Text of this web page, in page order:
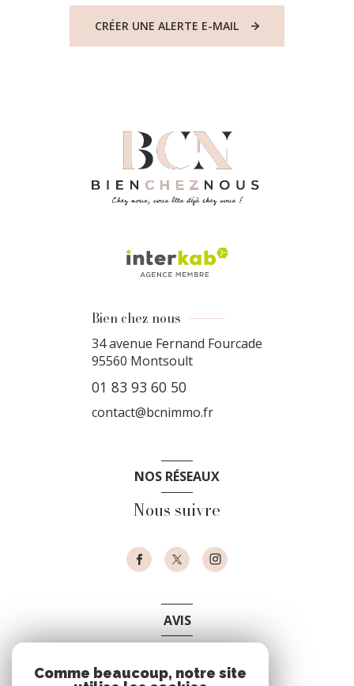
CRÉER UNE ALERTE E-MAIL
Bien chez nous
34 avenue Fernand Fourcade
95560 Montsoult
01 83 93 60 50
contact@bcnimmo.fr
NOS RÉSEAUX
Nous suivre
AVIS
Comme beaucoup, notre site